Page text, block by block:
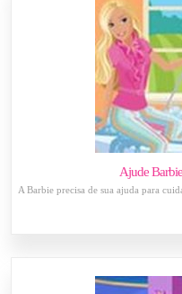
Ajude
A Barbie precisa de sua ajuda para